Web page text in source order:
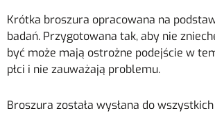
Krótka broszura opracowana na
badań. Przygotowana tak, aby nie
być może mają ostrożne podejście w
płci i nie zauważają problemu.
Broszura została wysłana do